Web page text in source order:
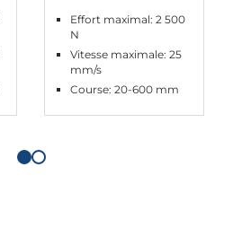
Effort maximal: 2 500
N
Vitesse maximale: 25
mm/s
Course: 20-600 mm